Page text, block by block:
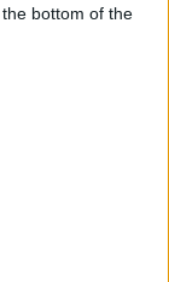
bottom of the